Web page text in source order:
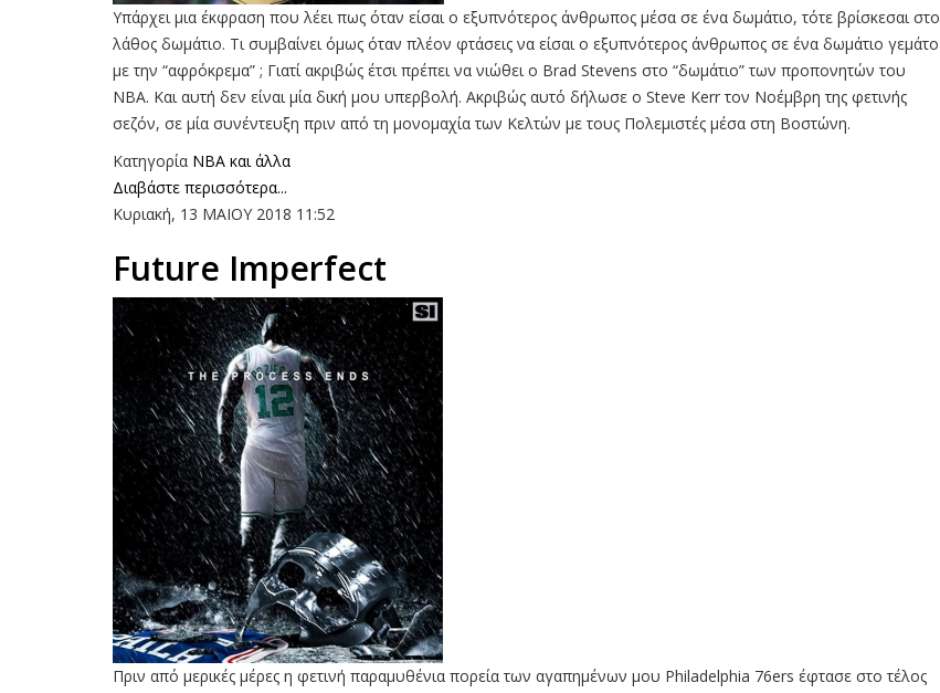
Υπάρχει μια έκφραση που λέει πως όταν είσαι ο εξυπνότερος άνθρωπος μέσα σε ένα δωμάτιο, τότε βρίσκεσαι στο
λάθος δωμάτιο. Τι συμβαίνει όμως όταν πλέον φτάσεις να είσαι ο εξυπνότερος άνθρωπος σε ένα δωμάτιο γεμάτο
με την “αφρόκρεμα” ; Γιατί ακριβώς έτσι πρέπει να νιώθει ο Brad Stevens στο “δωμάτιο” των προπονητών του
ΝΒΑ. Και αυτή δεν είναι μία δική μου υπερβολή. Ακριβώς αυτό δήλωσε ο Steve Kerr τον Νοέμβρη της φετινής
σεζόν, σε μία συνέντευξη πριν από τη μονομαχία των Κελτών με τους Πολεμιστές μέσα στη Βοστώνη.
Κατηγορία NBA και άλλα
Διαβάστε περισσότερα...
Κυριακή, 13 ΜΑΙΟΥ 2018 11:52
Future Imperfect
Πριν από μερικές μέρες η φετινή παραμυθένια πορεία των αγαπημένων μου Philadelphia 76ers έφτασε στο τέλος